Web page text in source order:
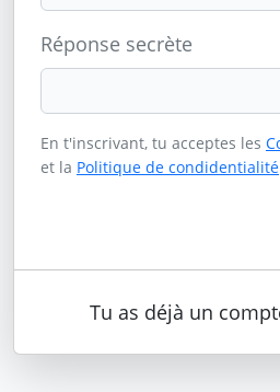
Réponse secrète
En t'inscrivant, tu acceptes les
et la Politique de condidentialité
Tu as déjà un